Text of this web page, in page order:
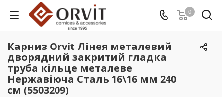
0
Карниз Orvit Лінея металевий
дворядний закритий гладка
труба кільце металеве
Нержавіюча Сталь 16\16 мм 240
см (5503209)